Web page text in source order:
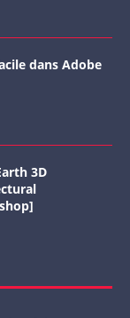
dans Adobe
3D